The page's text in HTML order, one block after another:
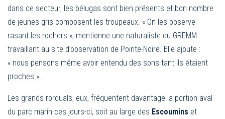
dans ce secteur, les bélugas sont bien présents et bon nombre
de jeunes gris composent les troupeaux. « On les observe
rasant les rochers », mentionne une naturaliste du GREMM
travaillant au site d’observation de Pointe-Noire. Elle ajoute :
« nous pensons même avoir entendu des sons tant ils étaient
proches ».
Les grands rorquals, eux, fréquentent davantage la portion aval
du parc marin ces jours-ci, soit au large des Escoumins et